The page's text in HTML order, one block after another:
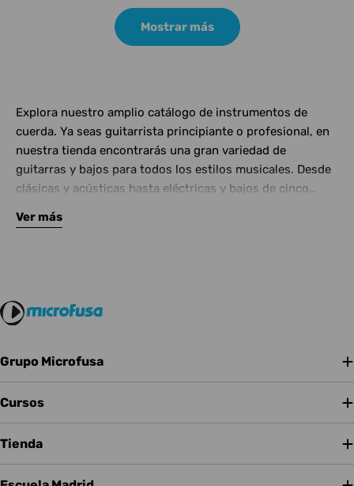
Mostrar más
Explora nuestro amplio catálogo de instrumentos de
cuerda. Ya seas guitarrista principiante o profesional, en
nuestra tienda encontrarás una gran variedad de
guitarras y bajos para todos los estilos musicales. Desde
clásicas y acústicas hasta eléctricas y bajos de cinco
Complementa tu instrumento con amplificadores de
Ver más
Grupo Microfusa
Cursos
Tienda